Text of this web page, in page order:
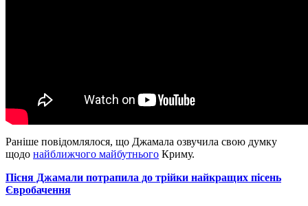
Раніше повідомлялося, що Джамала озвучила свою думку
щодо найближчого майбутнього Криму.
Пісня Джамали потрапила до трійки найкращих пісень
Євробачення